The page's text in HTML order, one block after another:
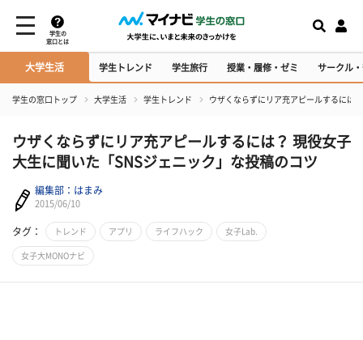
学生の
窓口とは
大学生活 学生トレンド 学生旅行 授業・履修・ゼミ サークル
学生の窓口トップ 大学生活 学生トレンド ウザくならずにリア充アピールするには
ウザくならずにリア充アピールするには？ 現役女子
大生に聞いた「SNSジェニック」な投稿のコツ
編集部：はまみ
2015/06/10
タグ： トレンド アプリ ライフハック 女子Lab.
女子大MONOナビ